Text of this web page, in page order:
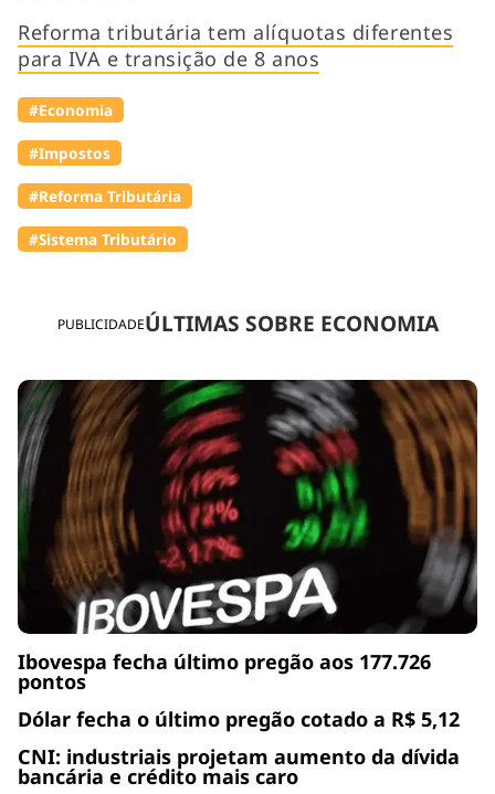
PUBLICIDADEÚLTIMAS SOBRE ECONOMIA
Ibovespa fecha último pregão aos 177.726
pontos
Dólar fecha o último pregão cotado a R$ 5,12
CNI: industriais projetam aumento da dívida
bancária e crédito mais caro
Reforma tributária tem alíquotas diferentes
para IVA e transição de 8 anos
#Economia
#Impostos
#Reforma Tributária
#Sistema Tributário